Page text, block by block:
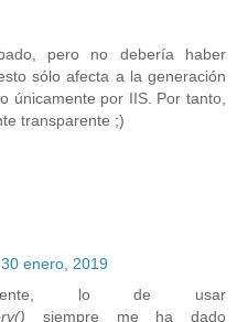
pero no debería haber
sólo afecta a la generación
únicamente por IIS. Por tanto,
transparente ;)
enero, 2019
lo de usar
siempre me ha dado